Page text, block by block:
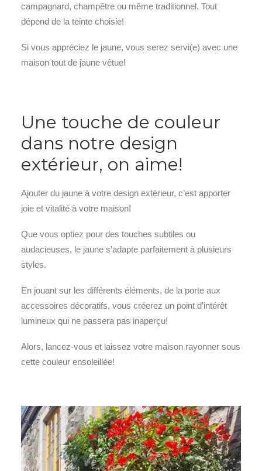
campagnard, champêtre ou même traditionnel. Tout
dépend de la teinte choisie!
Si vous appréciez le jaune, vous serez servi(e) avec une
maison tout de jaune vêtue!
Une touche de couleur
dans notre design
extérieur, on aime!
Ajouter du jaune à votre design extérieur, c’est apporter
joie et vitalité à votre maison!
Que vous optiez pour des touches subtiles ou
audacieuses, le jaune s’adapte parfaitement à plusieurs
styles.
En jouant sur les différents éléments, de la porte aux
accessoires décoratifs, vous créerez un point d’intérêt
lumineux qui ne passera pas inaperçu!
Alors, lancez-vous et laissez votre maison rayonner sous
cette couleur ensoleillée!